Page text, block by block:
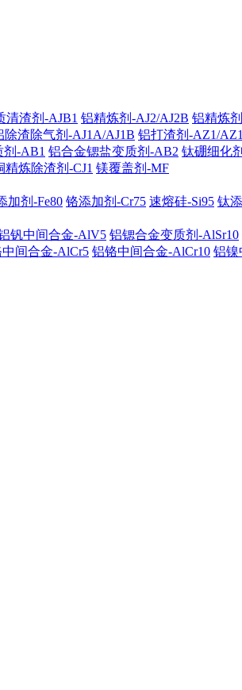
清渣剂-AJB1 铝精炼剂-AJ2/AJ2B 铝精炼
除渣除气剂-AJ1A/AJ1B 铝打渣剂-AZ1/
-AB1 铝合金锶盐变质剂-AB2 钛硼细化
精炼除渣剂-CJ1 镁覆盖剂-MF
加剂-Fe80 铬添加剂-Cr75 速熔硅-Si95 钛
钒中间合金-AlV5 铝锶合金变质剂-AlSr10
间合金-AlCr5 铝铬中间合金-AlCr10 铝镍